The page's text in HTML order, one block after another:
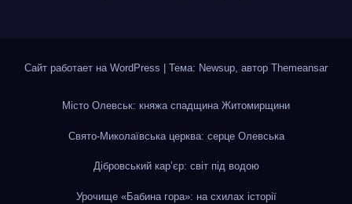
Сайт работает на WordPress | Тема: Newsup, автор Themeansar
Місто Олевськ: княжа спадщина Житомирщини
Свято-Миколаївська церква: серце Олевська
Дібровський кар’єр: світ під водою
Урочище «Бабина гора»: на схилах історії